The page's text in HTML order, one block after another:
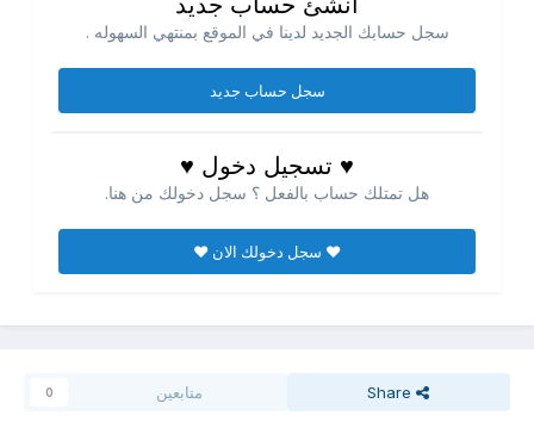
سجل حسابك الجديد لدينا في الموقع بمنتهي السهوله .
سجل حساب جديد
♥ تسجيل دخول ♥
هل تمتلك حساب بالفعل ؟ سجل دخولك من هنا.
♥ سجل دخولك الان ♥
Share متابعين 0